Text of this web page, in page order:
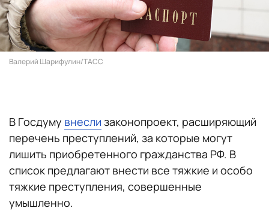
Валерий Шарифулин/ТАСС
В Госдуму внесли законопроект, расширяющий
перечень преступлений, за которые могут
лишить приобретенного гражданства РФ. В
список предлагают внести все тяжкие и особо
тяжкие преступления, совершенные
умышленно.